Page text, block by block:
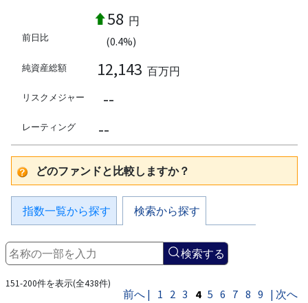
前日比
58 円
(0.4%)
純資産総額 12,143 百万円
リスクメジャー --
レーティング --
どのファンドと比較しますか？
指数一覧から探す 検索から探す
検索する
151-200件を表示(全438件)
前へ | 1 2 3 4 5 6 7 8 9 | 次へ